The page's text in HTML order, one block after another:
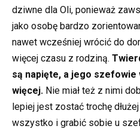
dziwne dla Oli, ponieważ
jako osobę bardzo
nawet wcześniej wrócić do
więcej czasu z rodziną.
są napięte, a jego
więcej. Nie miał też z nimi
lepiej jest zostać trochę
wszystko i grabić sobie u